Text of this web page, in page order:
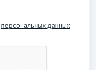
персональных данных